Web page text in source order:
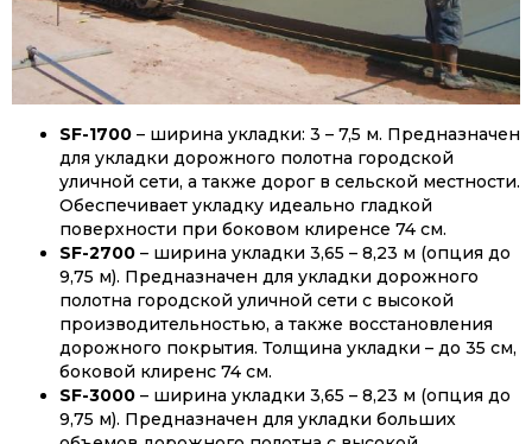
SF-1700 – ширина укладки: 3 – 7,5 м. Предназначен
для укладки дорожного полотна городской
уличной сети, а также дорог в сельской местности.
Обеспечивает укладку идеально гладкой
поверхности при боковом клиренсе 74 см.
SF-2700 – ширина укладки 3,65 – 8,23 м (опция до
9,75 м). Предназначен для укладки дорожного
полотна городской уличной сети с высокой
производительностью, а также восстановления
дорожного покрытия. Толщина укладки – до 35 см,
боковой клиренс 74 см.
SF-3000 – ширина укладки 3,65 – 8,23 м (опция до
9,75 м). Предназначен для укладки больших